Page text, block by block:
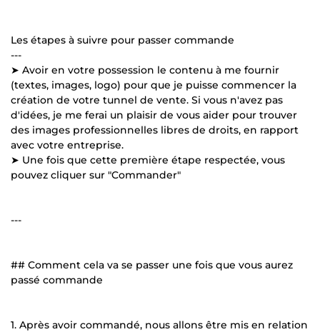
Les étapes à suivre pour passer commande
---
➤ Avoir en votre possession le contenu à me fournir
(textes, images, logo) pour que je puisse commencer la
création de votre tunnel de vente. Si vous n'avez pas
d'idées, je me ferai un plaisir de vous aider pour trouver
des images professionnelles libres de droits, en rapport
avec votre entreprise.
➤ Une fois que cette première étape respectée, vous
pouvez cliquer sur "Commander"
---
## Comment cela va se passer une fois que vous aurez
passé commande
1. Après avoir commandé, nous allons être mis en relation